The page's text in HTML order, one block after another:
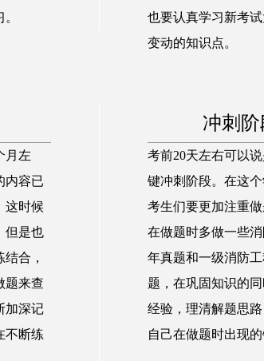
也要认真学习新考
变动的知识点。
月左
内容已
这时候
但是也
合，
题来查
加深记
不断练
冲刺阶
考前20天左右可以
键冲刺阶段。在这个
考生们要更加注重做
在做题时多做一些
年真题和一级消防
题，在巩固知识的
经验，理清解题思
自己在做题时出现的